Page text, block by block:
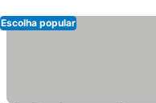
Escolha popular